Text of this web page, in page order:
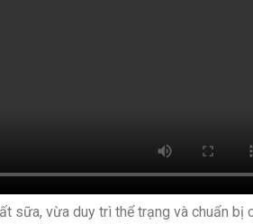
sữa, vừa duy trì thể trạng và chuẩn bị